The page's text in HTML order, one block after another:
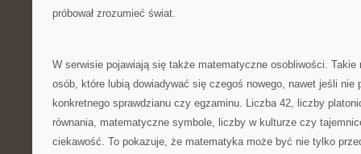
próbował zrozumieć świat.
W serwisie pojawiają się także matematyczne osobliwości. Takie
osób, które lubią dowiadywać się czegoś nowego, nawet jeśli nie
konkretnego sprawdzianu czy egzaminu. Liczba 42, liczby
równania, matematyczne symbole, liczby w kulturze czy
ciekawość. To pokazuje, że matematyka może być nie tylko